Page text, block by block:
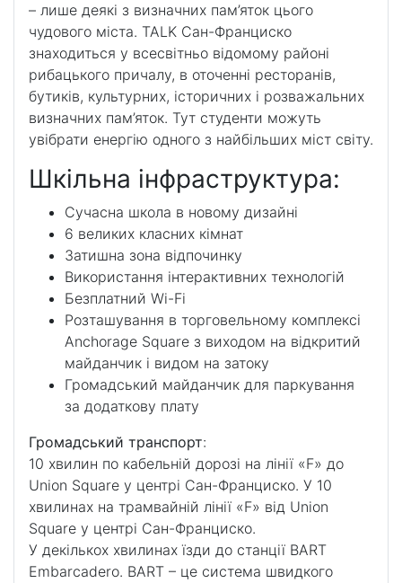
– лише деякі з визначних пам’яток цього
чудового міста. TALK Сан-Франциско
знаходиться у всесвітньо відомому районі
рибацького причалу, в оточенні ресторанів,
бутиків, культурних, історичних і розважальних
визначних пам’яток. Тут студенти можуть
увібрати енергію одного з найбільших міст світу.
Шкільна інфраструктура:
Сучасна школа в новому дизайні
6 великих класних кімнат
Затишна зона відпочинку
Використання інтерактивних технологій
Безплатний Wi-Fi
Розташування в торговельному комплексі
Anchorage Square з виходом на відкритий
майданчик і видом на затоку
Громадський майданчик для паркування
за додаткову плату
Громадський транспорт:
10 хвилин по кабельній дорозі на лінії «F» до
Union Square у центрі Сан-Франциско. У 10
хвилинах на трамвайній лінії «F» від Union
Square у центрі Сан-Франциско.
У декількох хвилинах їзди до станції ​​BART
Embarcadero. BART – це система швидкого